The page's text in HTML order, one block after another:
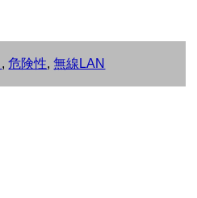
,危険性,無線LAN